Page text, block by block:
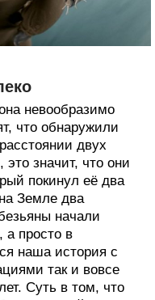
невообразимо
что обнаружили
двух
значит, что они
покинул её два
Земле два
начали
а просто в
наша история с
так и вовсе
Суть в том, что